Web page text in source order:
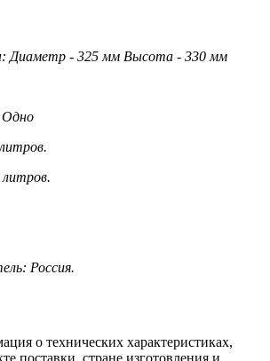
Диаметр - 325 мм Высота - 330 мм
Одно
Россия.
о технических характеристиках,